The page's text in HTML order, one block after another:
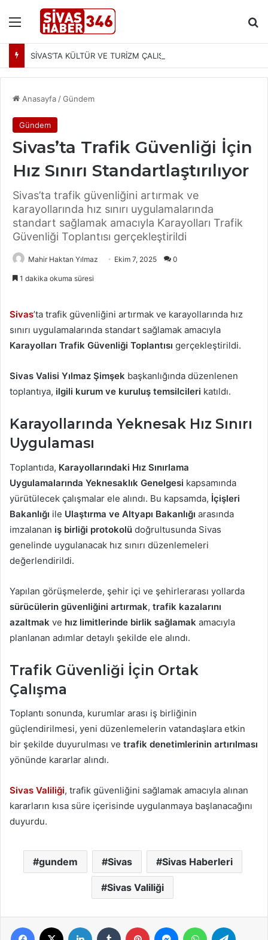
Menü
Anasayfa /Gündem
Gündem
Sivas’ta Trafik Güvenliği İçin
Hız Sınırı Standartlaştırılıyor
Sivas’ta trafik güvenliğini artırmak ve
karayollarında hız sınırı uygulamalarında
standart sağlamak amacıyla Karayolları Trafik
Güvenliği Toplantısı gerçekleştirildi
Mahir Haktan Yılmaz Ekim 7, 2025 0
1 dakika okuma süresi
Sivas’ta trafik güvenliğini artırmak ve karayollarında hız
sınırı uygulamalarında standart sağlamak amacıyla
Karayolları Trafik Güvenliği Toplantısı gerçekleştirildi.
Sivas Valisi Yılmaz Şimşek başkanlığında düzenlenen
toplantıya, ilgili kurum ve kuruluş temsilcileri katıldı.
Karayollarında Yeknesak Hız Sınırı
Uygulaması
Toplantıda, Karayollarındaki Hız Sınırlama
Uygulamalarında Yeknesaklık Genelgesi kapsamında
yürütülecek çalışmalar ele alındı. Bu kapsamda, İçişleri
Bakanlığı ile Ulaştırma ve Altyapı Bakanlığı arasında
imzalanan iş birliği protokolü doğrultusunda Sivas
genelinde uygulanacak hız sınırı düzenlemeleri
değerlendirildi.
Yapılan görüşmelerde, şehir içi ve şehirlerarası yollarda
sürücülerin güvenliğini artırmak, trafik kazalarını
azaltmak ve hız limitlerinde birlik sağlamak amacıyla
planlanan adımlar detaylı şekilde ele alındı.
Trafik Güvenliği İçin Ortak
Çalışma
Toplantı sonunda, kurumlar arası iş birliğinin
güçlendirilmesi, yeni düzenlemelerin vatandaşlara etkin
bir şekilde duyurulması ve trafik denetimlerinin artırılması
yönünde kararlar alındı.
Sivas Valiliği, trafik güvenliğini sağlamak amacıyla alınan
kararların kısa süre içerisinde uygulanmaya başlanacağını
duyurdu.
gundem Sivas Sivas Haberleri
Sivas Valiliği
Facebook LinkedIn Tumblr Pinterest MessengerWhatsApp